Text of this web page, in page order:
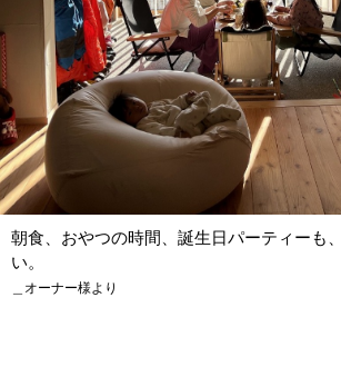
朝食、おやつの時間、誕生日パーティーも
い。
＿オーナー様より